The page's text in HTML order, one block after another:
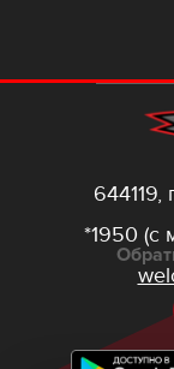
644119,
*1950 (с